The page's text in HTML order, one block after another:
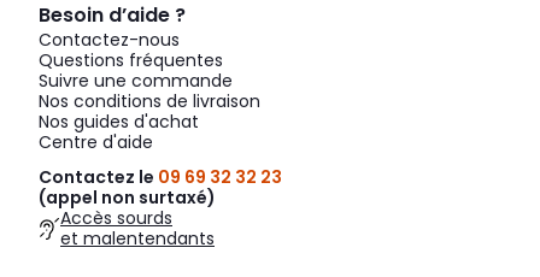
Besoin d’aide ?
Contactez-nous
Questions fréquentes
Suivre une commande
Nos conditions de livraison
Nos guides d'achat
Centre d'aide
Contactez le 09 69 32 32 23
(appel non surtaxé)
Accès sourds
et malentendants